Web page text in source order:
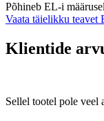
Põhineb EL-i
Vaata täielikku
Klientide
Sellel tootel pole veel